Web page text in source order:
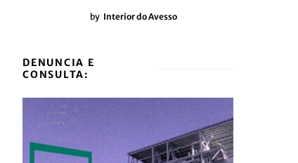
by Interior do Avesso
DENUNCIA E
CONSULTA: